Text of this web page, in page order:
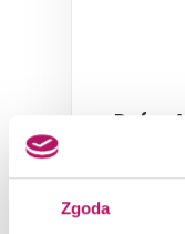
Zgoda
Defra
Szafka